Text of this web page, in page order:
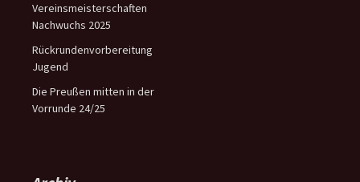
Vereinsmeisterschaften
Nachwuchs 2025
Rückrundenvorbereitung
Jugend
Die Preußen mitten in der
Vorrunde 24/25